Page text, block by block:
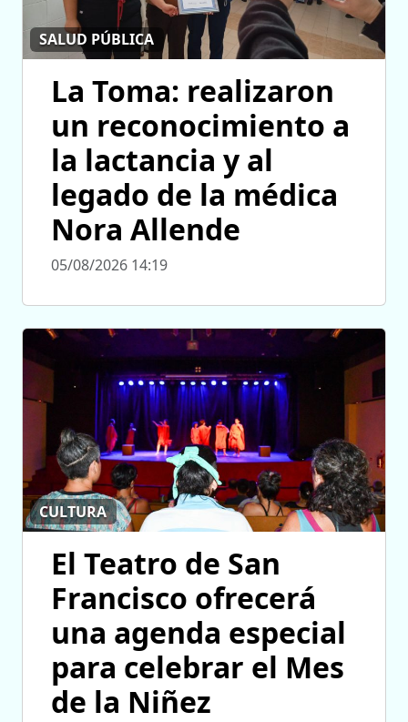
SALUD PÚBLICA
La Toma: realizaron
un reconocimiento a
la lactancia y al
legado de la médica
Nora Allende
05/08/2026 14:19
CULTURA
El Teatro de San
Francisco ofrecerá
una agenda especial
para celebrar el Mes
de la Niñez